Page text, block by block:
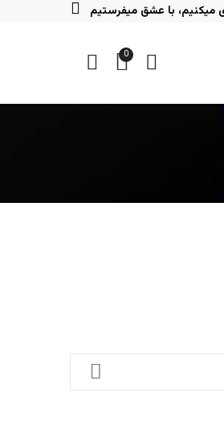
میکنیم، با عشق میفرستیم
0